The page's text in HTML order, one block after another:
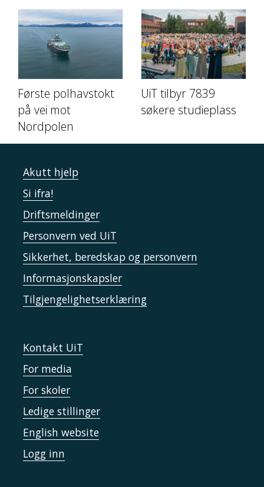
Første polhavstokt
på vei mot
Nordpolen
UiT tilbyr 7839
søkere studieplass
Akutt hjelp
Si ifra!
Driftsmeldinger
Personvern ved UiT
Sikkerhet, beredskap og personvern
Informasjonskapsler
Tilgjengelighetserklæring
Kontakt UiT
For media
For skoler
Ledige stillinger
English website
Logg inn